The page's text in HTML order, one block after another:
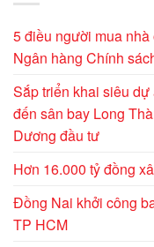
5 điều người mua
Ngân hàng Chính
Sắp triển khai siêu
đến sân bay Long
Dương đầu tư
Hơn 16.000 tỷ đồng
Đồng Nai khởi công
TP HCM